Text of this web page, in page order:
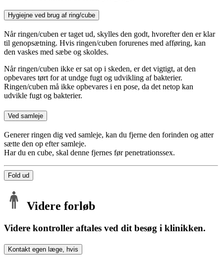
Hygiejne ved brug af ring/cube
Når ringen/cuben er taget ud, skylles den godt, hvorefter den er klar
til genopsætning. Hvis ringen/cuben forurenes med afføring, kan
den vaskes med sæbe og skoldes.
Når ringen/cuben ikke er sat op i skeden, er det vigtigt, at den
opbevares tørt for at undge fugt og udvikling af bakterier.
Ringen/cuben må ikke opbevares i en pose, da det netop kan
udvikle fugt og bakterier.
Ved samleje
Generer ringen dig ved samleje, kan du fjerne den forinden og atter
sætte den op efter samleje.
Har du en cube, skal denne fjernes før penetrationssex.
Fold ud
Videre forløb
Videre kontroller aftales ved dit besøg i klinikken.
Kontakt egen læge, hvis